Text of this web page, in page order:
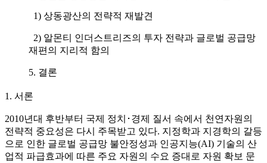
1) 상동광산의 전략적 재발견
2) 알몬티 인더스트리즈의 투자 전략과 글로벌 공급망
재편의 지리적 함의
5. 결론
1. 서론
2010년대 후반부터 국제 정치･경제 질서 속에서 천연자원의
전략적 중요성은 다시 주목받고 있다. 지정학과 지경학의 갈등
으로 인한 글로벌 공급망 불안정성과 인공지능(AI) 기술의 산
업적 파급효과에 따른 주요 자원의 수요 증대로 자원 확보 문